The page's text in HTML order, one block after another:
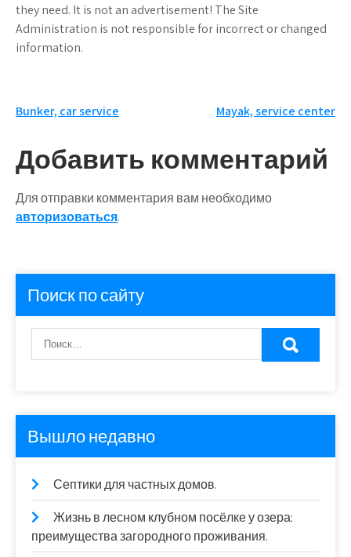
they need. It is not an advertisement! The Site
Administration is not responsible for incorrect or changed
information.
Навигация
по
записям
Bunker, car service Mayak, service center
Добавить комментарий
Для отправки комментария вам необходимо
авторизоваться.
Поиск по сайту
Вышло недавно
Септики для частных домов.
Жизнь в лесном клубном посёлке у озера:
преимущества загородного проживания.